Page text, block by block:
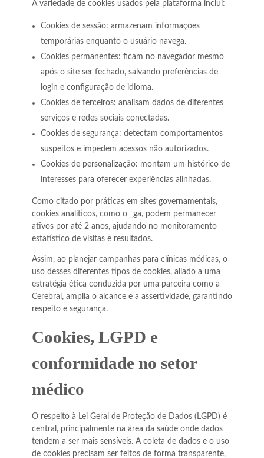
A variedade de cookies usados pela plataforma inclui:
Cookies de sessão: armazenam informações
temporárias enquanto o usuário navega.
Cookies permanentes: ficam no navegador mesmo
após o site ser fechado, salvando preferências de
login e configuração de idioma.
Cookies de terceiros: analisam dados de diferentes
serviços e redes sociais conectadas.
Cookies de segurança: detectam comportamentos
suspeitos e impedem acessos não autorizados.
Cookies de personalização: montam um histórico de
interesses para oferecer experiências alinhadas.
Como citado por práticas em sites governamentais,
cookies analíticos, como o
_ga, podem permanecer
ativos por até 2 anos, ajudando no monitoramento
estatístico de visitas e resultados.
Assim, ao planejar campanhas para clínicas médicas, o
uso desses diferentes tipos de cookies, aliado a uma
estratégia ética conduzida por uma parceira como a
Cerebral, amplia o alcance e a assertividade, garantindo
respeito e segurança.
Cookies, LGPD e
conformidade no setor
médico
O respeito à Lei Geral de Proteção de Dados (LGPD) é
central, principalmente na área da saúde onde dados
tendem a ser mais sensíveis. A coleta de dados e o uso
de cookies precisam ser feitos de forma transparente,